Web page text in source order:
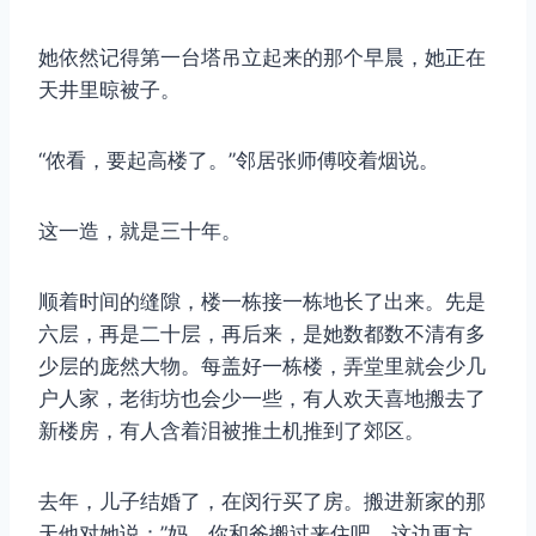
她依然记得第一台塔吊立起来的那个早晨，她正在
天井里晾被子。
“侬看，要起高楼了。”邻居张师傅咬着烟说。
这一造，就是三十年。
顺着时间的缝隙，楼一栋接一栋地长了出来。先是
六层，再是二十层，再后来，是她数都数不清有多
少层的庞然大物。每盖好一栋楼，弄堂里就会少几
户人家，老街坊也会少一些，有人欢天喜地搬去了
新楼房，有人含着泪被推土机推到了郊区。
去年，儿子结婚了，在闵行买了房。搬进新家的那